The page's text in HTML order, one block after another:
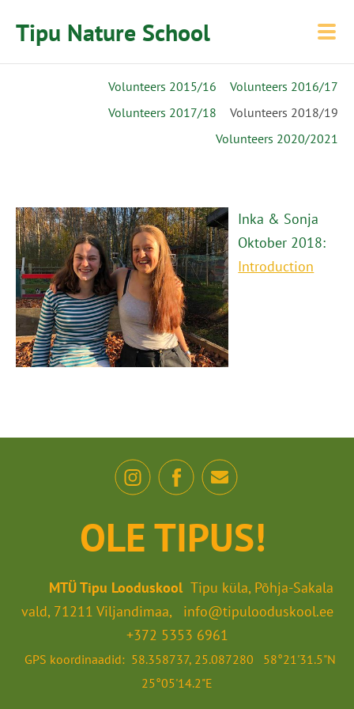
Tipu Nature School
Volunteers 2015/16
Volunteers 2016/17
Volunteers 2017/18
Volunteers 2018/19
Volunteers 2020/2021
Inka & Sonja
Oktober 2018:
Introduction
OLE TIPUS!
MTÜ Tipu Looduskool Tipu küla, Põhja-Sakala
vald, 71211 Viljandimaa, info@tipulooduskool.ee
+372 5353 6961
GPS koordinaadid: 58.358737, 25.087280 58°21'31.5"N
25°05'14.2"E